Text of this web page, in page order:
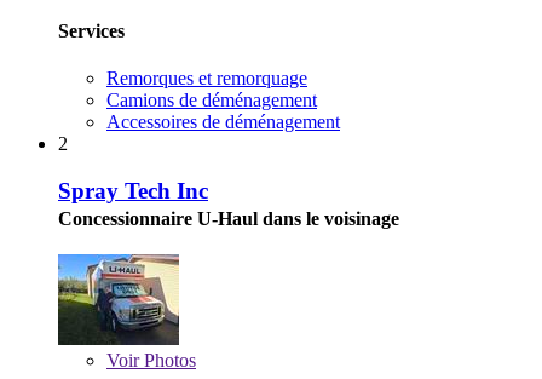
Services
Remorques et remorquage
Camions de déménagement
Accessoires de déménagement
2
Spray Tech Inc
Concessionnaire U-Haul dans le voisinage
VoirPhotos